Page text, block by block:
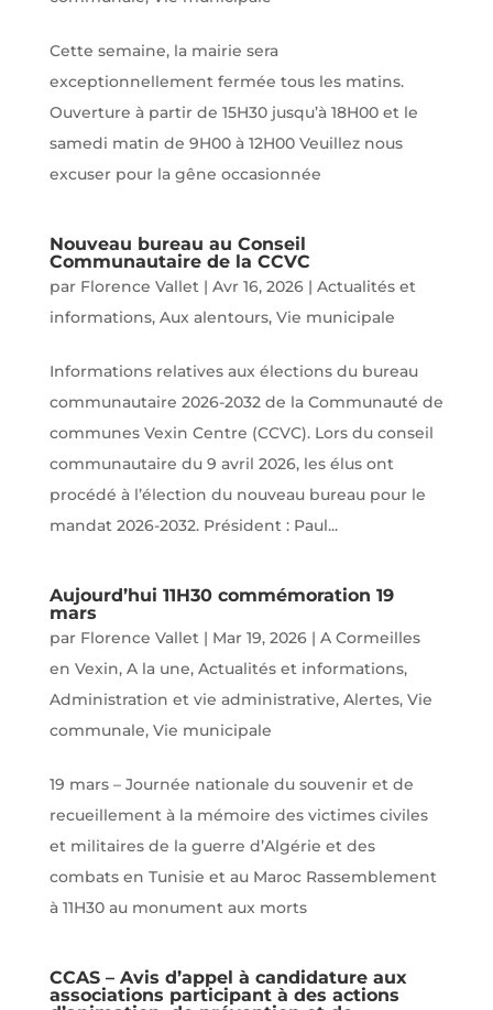
Cette semaine, la mairie sera
exceptionnellement fermée tous les matins.
Ouverture à partir de 15H30 jusqu’à 18H00 et le
samedi matin de 9H00 à 12H00 Veuillez nous
excuser pour la gêne occasionnée
Nouveau bureau au Conseil
Communautaire de la CCVC
par Florence Vallet| Avr 16, 2026| Actualités et
informations, Aux alentours, Vie municipale
Informations relatives aux élections du bureau
communautaire 2026-2032 de la Communauté de
communes Vexin Centre (CCVC). Lors du conseil
communautaire du 9 avril 2026, les élus ont
procédé à l’élection du nouveau bureau pour le
mandat 2026-2032. Président : Paul...
Aujourd’hui 11H30 commémoration 19
mars
par Florence Vallet| Mar 19, 2026| A Cormeilles
en Vexin, A la une, Actualités et informations,
Administration et vie administrative, Alertes, Vie
communale, Vie municipale
19 mars – Journée nationale du souvenir et de
recueillement à la mémoire des victimes civiles
et militaires de la guerre d’Algérie et des
combats en Tunisie et au Maroc Rassemblement
à 11H30 au monument aux morts
CCAS – Avis d’appel à candidature aux
associations participant à des actions